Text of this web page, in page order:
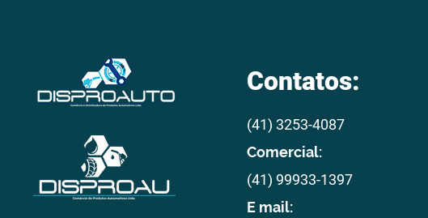
Contatos:
(41) 3253-4087
Comercial:
(41) 99933-1397
E mail: